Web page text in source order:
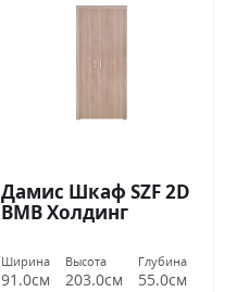
Дамис Шкаф SZF 2D
ВМВ Холдинг
Ширина
91.0см
Высота
203.0см
Глубина
55.0см